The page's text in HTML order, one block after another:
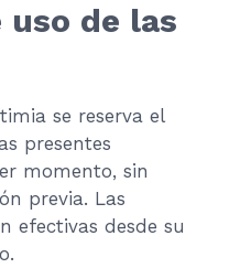
de las
se reserva el
presentes
momento, sin
previa. Las
efectivas desde su